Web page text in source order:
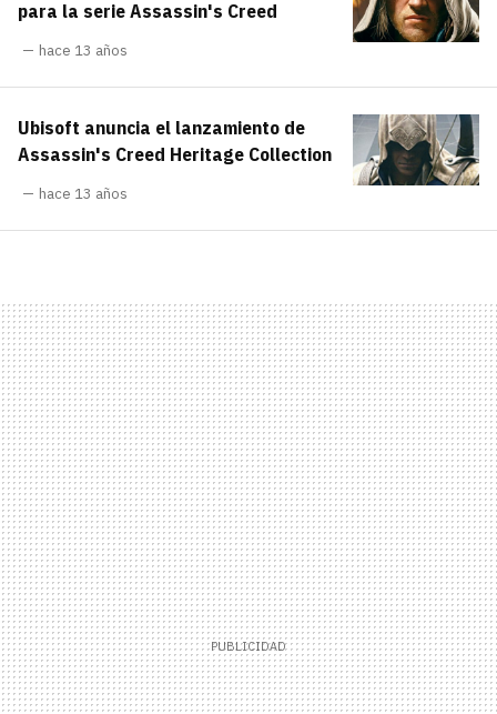
para la serie Assassin's Creed
hace 13 años
Ubisoft anuncia el lanzamiento de
Assassin's Creed Heritage Collection
hace 13 años